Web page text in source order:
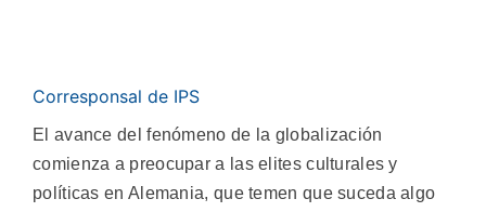
Corresponsal de IPS
El avance del fenómeno de la globalización
comienza a preocupar a las elites culturales y
políticas en Alemania, que temen que suceda algo